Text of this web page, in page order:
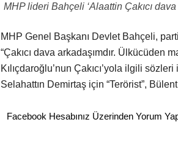
MHP lideri Bahçeli ‘Alaattin Çakıcı dava
MHP Genel Başkanı Devlet Bahçeli,
“Çakıcı dava arkadaşımdır.
Kılıçdaroğlu’nun Çakıcı’yola ilgili
Selahattın Demirtaş için “Terörist”,
Facebook Hesabınız Üzerinden Yorum